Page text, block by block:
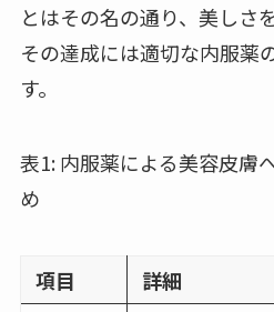
とはその名の通り、美しさ
その達成には適切な内服薬
す。
表1: 内服薬による美容皮膚
め
項目
詳細